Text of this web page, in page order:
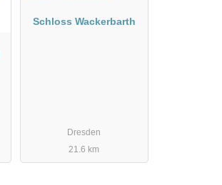
Schloss Wackerbarth
Dresden
21.6 km